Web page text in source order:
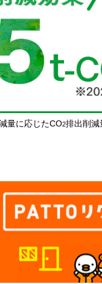
量に応じたCO2排出削減